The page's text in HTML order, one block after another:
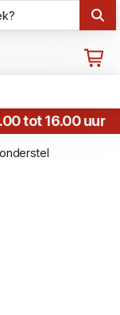
tot 16.00 uur